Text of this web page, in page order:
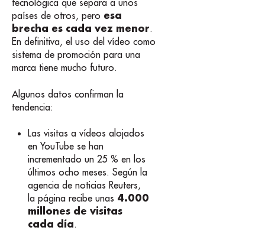
tecnológica que separa a unos
países de otros, pero esa
brecha es cada vez menor.
En definitiva, el uso del vídeo como
sistema de promoción para una
marca tiene mucho futuro.
Algunos datos confirman la
tendencia:
Las visitas a vídeos alojados
en YouTube se han
incrementado un 25 % en los
últimos ocho meses. Según la
agencia de noticias Reuters,
la página recibe unas 4.000
millones de visitas
cada día.